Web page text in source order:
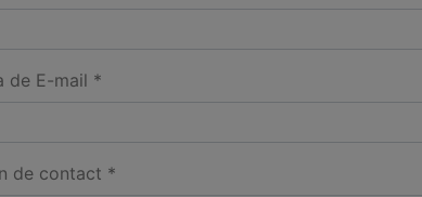
de E-mail *
de contact *